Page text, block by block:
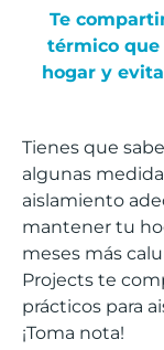
Te
térmico
hogar y
Tienes que
algunas
aislamiento
mantener tu
meses más
Projects te
prácticos para
¡Toma nota!